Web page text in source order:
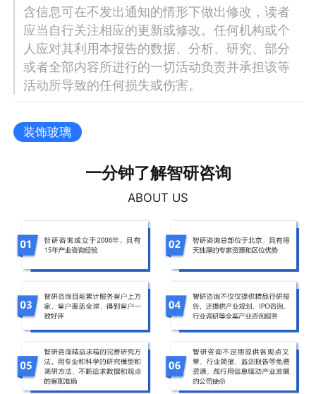
含信息可在不发出通知的情形下做出修改，读者
应当自行关注相应的更新或修改。任何机构或个
人应对其利用本报告的数据、分析、研究、部分
或者全部内容所进行的一切活动负责并承担该等
活动所导致的任何损失或伤害。
装饰玻璃
一分钟了解智研咨询
ABOUT US